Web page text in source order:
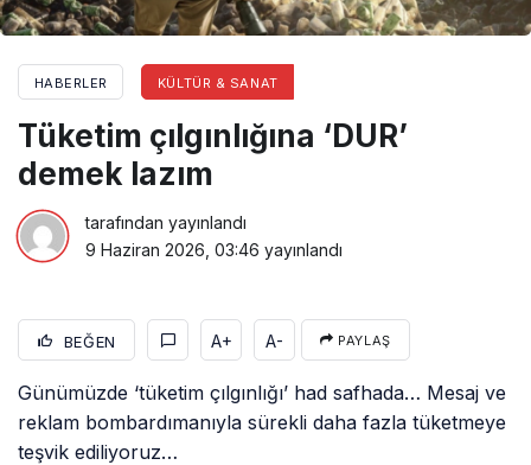
HABERLER KÜLTÜR & SANAT
Tüketim çılgınlığına ‘DUR’
demek lazım
tarafından yayınlandı
9 Haziran 2026, 03:46 yayınlandı
BEĞEN A+ A- PAYLAŞ
Günümüzde ‘tüketim çılgınlığı’ had safhada… Mesaj ve
reklam bombardımanıyla sürekli daha fazla tüketmeye
teşvik ediliyoruz…